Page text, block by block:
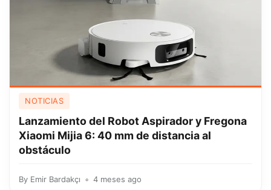
NOTICIAS
Lanzamiento del Robot Aspirador y Fregona
Xiaomi Mijia 6: 40 mm de distancia al
obstáculo
By Emir Bardakçı 4 meses ago